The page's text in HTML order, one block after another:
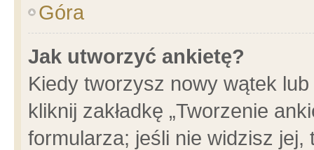
Góra
Jak utworzyć ankietę?
Kiedy tworzysz nowy wątek
kliknij zakładkę „Tworzenie
formularza; jeśli nie widzisz